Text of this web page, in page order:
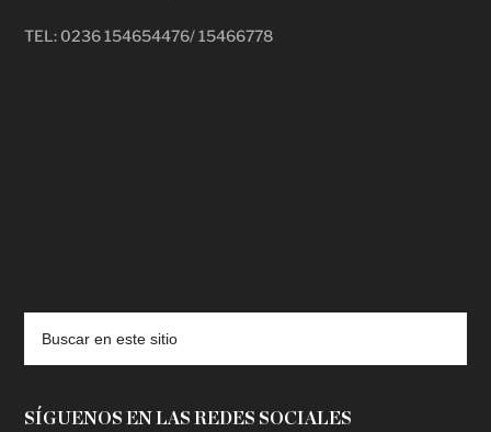
TEL: 0236 154654476/ 15466778
SÍGUENOS EN LAS REDES SOCIALES